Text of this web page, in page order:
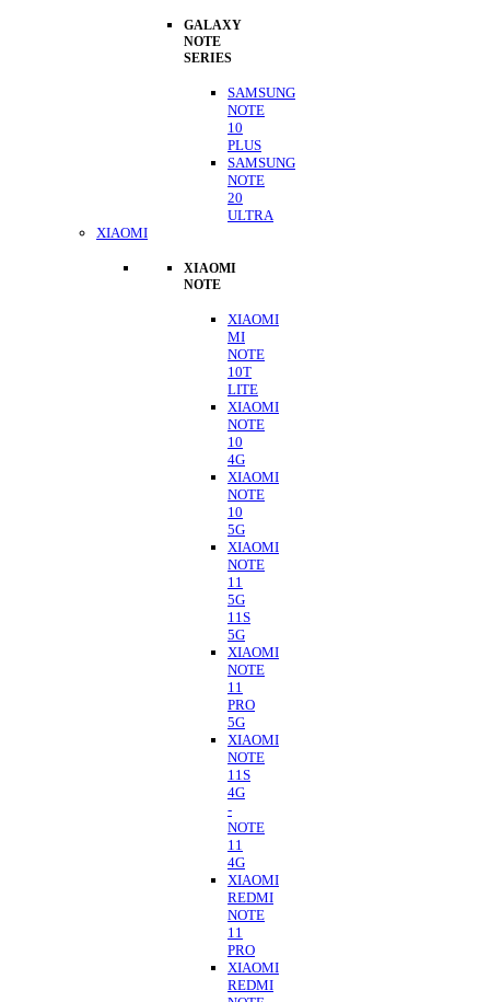
GALAXY
NOTE
SERIES
SAMSUNG
NOTE
10
PLUS
SAMSUNG
NOTE
20
ULTRA
XIAOMI
XIAOMI
NOTE
XIAOMI
MI
NOTE
10T
LITE
XIAOMI
NOTE
10
4G
XIAOMI
NOTE
10
5G
XIAOMI
NOTE
11
5G
11S
5G
XIAOMI
NOTE
11
PRO
5G
XIAOMI
NOTE
11S
4G
-
NOTE
11
4G
XIAOMI
REDMI
NOTE
11
PRO
XIAOMI
REDMI